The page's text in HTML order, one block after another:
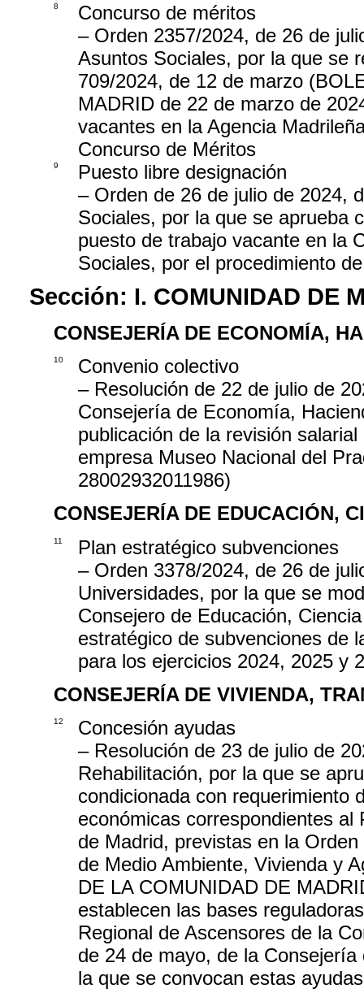
8
Concurso de méritos
– Orden 2357/2024, de 26 de
Asuntos Sociales, por la que se
709/2024, de 12 de marzo
MADRID de 22 de marzo de
vacantes en la Agencia
Concurso de Méritos
9
Puesto libre designación
– Orden de 26 de julio de 2024,
Sociales, por la que se aprueba
puesto de trabajo vacante en la
Sociales, por el procedimiento
Sección: I. COMUNIDAD DE
CONSEJERÍA DE ECONOMÍA,
10
Convenio colectivo
– Resolución de 22 de julio de
Consejería de Economía,
publicación de la revisión
empresa Museo Nacional del
28002932011986)
CONSEJERÍA DE EDUCACIÓN,
11
Plan estratégico subvenciones
– Orden 3378/2024, de 26 de
Universidades, por la que se
Consejero de Educación,
estratégico de subvenciones de
para los ejercicios 2024, 2025 y
CONSEJERÍA DE VIVIENDA,
12
Concesión ayudas
– Resolución de 23 de julio de
Rehabilitación, por la que se
condicionada con requerimiento
económicas correspondientes
de Madrid, previstas en la
de Medio Ambiente, Vivienda y
DE LA COMUNIDAD DE
establecen las bases
Regional de Ascensores de la
de 24 de mayo, de la
la que se convocan estas